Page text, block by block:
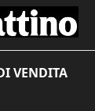
VENDITA